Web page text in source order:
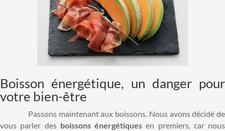
Boisson énergétique, un danger pour
votre bien-être
Passons maintenant aux boissons. Nous avons décidé de
vous parler des boissons énergétiques en premiers, car nous